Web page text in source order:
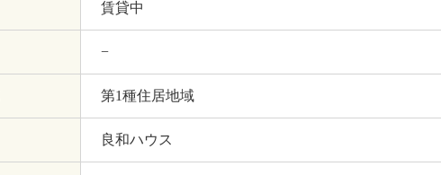
賃貸中
−
第1種住居地域
良和ハウス